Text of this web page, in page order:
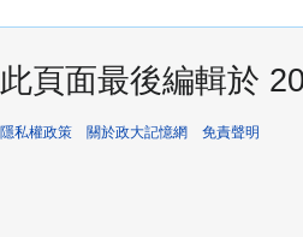
此頁面最後編輯於
隱私權政策 關於政大記憶網 免責聲明